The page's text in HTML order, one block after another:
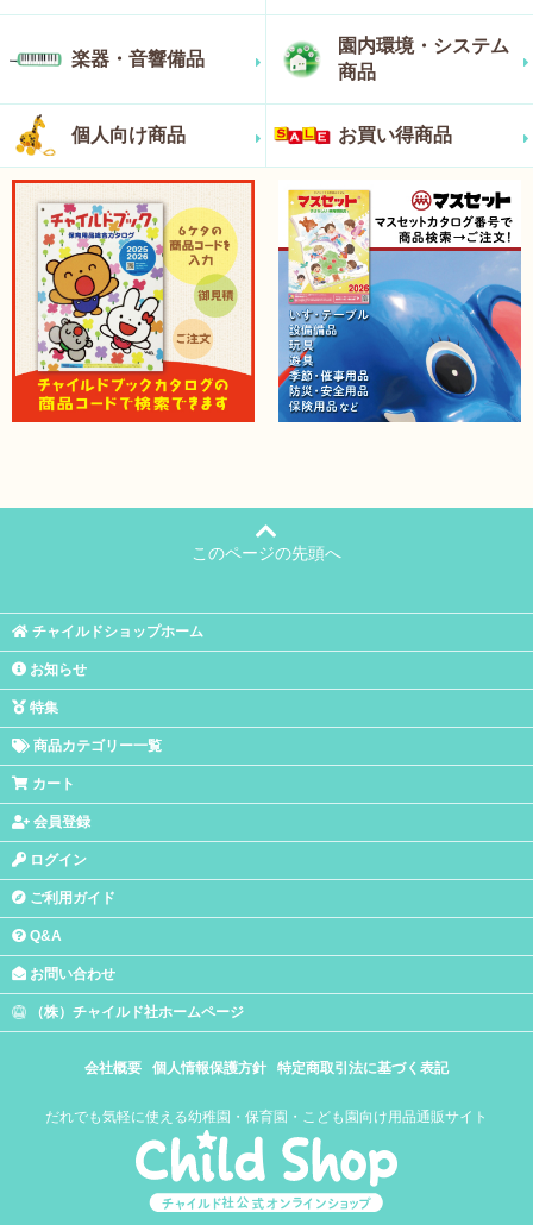
楽器・音響備品
園内環境・システム
商品
個人向け商品 お買い得商品
このページの先頭へ
チャイルドショップホーム
お知らせ
特集
商品カテゴリー一覧
カート
会員登録
ログイン
ご利用ガイド
Q&A
お問い合わせ
（株）チャイルド社ホームページ
会社概要 個人情報保護方針 特定商取引法に基づく表記
だれでも気軽に使える幼稚園・保育園・こども園向け用品通販サイト